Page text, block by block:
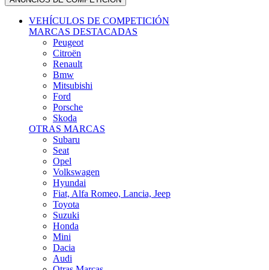
VEHÍCULOS DE COMPETICIÓN
MARCAS DESTACADAS
Peugeot
Citroën
Renault
Bmw
Mitsubishi
Ford
Porsche
Skoda
OTRAS MARCAS
Subaru
Seat
Opel
Volkswagen
Hyundai
Fiat, Alfa Romeo, Lancia, Jeep
Toyota
Suzuki
Honda
Mini
Dacia
Audi
Otras Marcas
ANUNCIOS DE COMPRA